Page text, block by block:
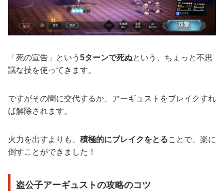
「死の宣告」という 5ターンで死ぬという、ちょっと不思
議な技を使ってきます。
ですがその間に交代するか、アーギュストをブレイクすれ
ば解除されます。
火力を出すよりも、 積極的にブレイクをとることで、楽に
倒すことができました！
盗公子アーギュストの攻略のコツ